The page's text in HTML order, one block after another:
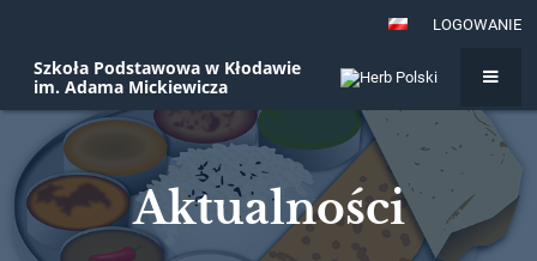
LOGOWANIE
Szkoła Podstawowa w Kłodawie
im. Adama Mickiewicza
Aktualności